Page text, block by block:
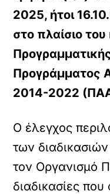
2025, ήτοι
στο πλαίσιο του
Προγράμματος
2014-2022
Ο έλεγχος
των
τον Οργανισμό
διαδικασίες